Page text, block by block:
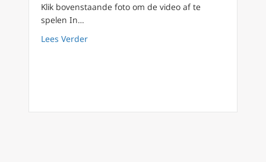
Klik bovenstaande foto om de video af te
spelen In…
Lees Verderabout Priesterwijding in Sint-Rombouts